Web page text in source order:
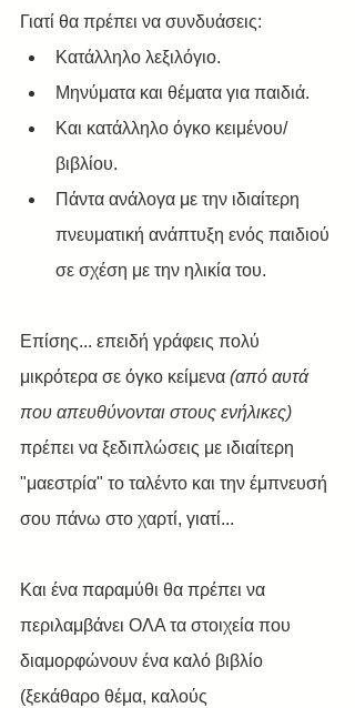
Γιατί θα πρέπει να συνδυάσεις:
Κατάλληλο λεξιλόγιο.
Μηνύματα και θέματα για παιδιά.
Και κατάλληλο όγκο κειμένου/
βιβλίου.
Πάντα ανάλογα με την ιδιαίτερη
πνευματική ανάπτυξη ενός παιδιού
σε σχέση με την ηλικία του.
Επίσης... επειδή γράφεις πολύ
μικρότερα σε όγκο κείμενα (από αυτά
που απευθύνονται στους ενήλικες)
πρέπει να ξεδιπλώσεις με ιδιαίτερη
"μαεστρία" το ταλέντο και την έμπνευσή
σου πάνω στο χαρτί, γιατί...
Και ένα παραμύθι θα πρέπει να
περιλαμβάνει ΟΛΑ τα στοιχεία που
διαμορφώνουν ένα καλό βιβλίο
(ξεκάθαρο θέμα, καλούς